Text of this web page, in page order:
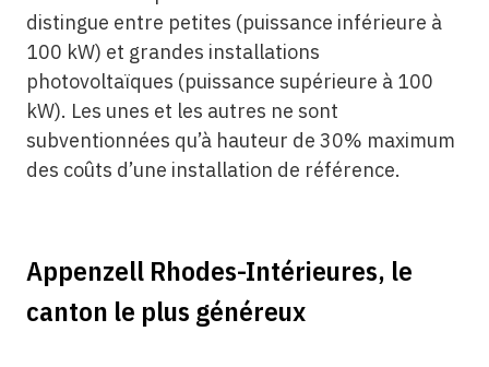
distingue entre petites (puissance inférieure à
100 kW) et grandes installations
photovoltaïques (puissance supérieure à 100
kW). Les unes et les autres ne sont
subventionnées qu’à hauteur de 30% maximum
des coûts d’une installation de référence.
Appenzell Rhodes-Intérieures, le
canton le plus généreux